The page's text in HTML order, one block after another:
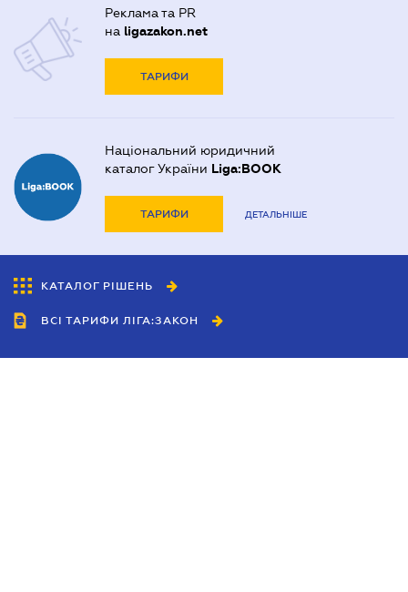
Реклама та PR
на ligazakon.net
ТАРИФИ
Національний юридичний
каталог України Liga:BOOK
ТАРИФИ ДЕТАЛЬНІШЕ
КАТАЛОГ РІШЕНЬ
ВСІ ТАРИФИ ЛІГА:ЗАКОН